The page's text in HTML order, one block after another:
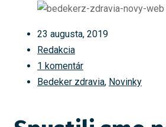
23 augusta, 2019
Redakcia
1 komentár
Bedeker zdravia, Novinky